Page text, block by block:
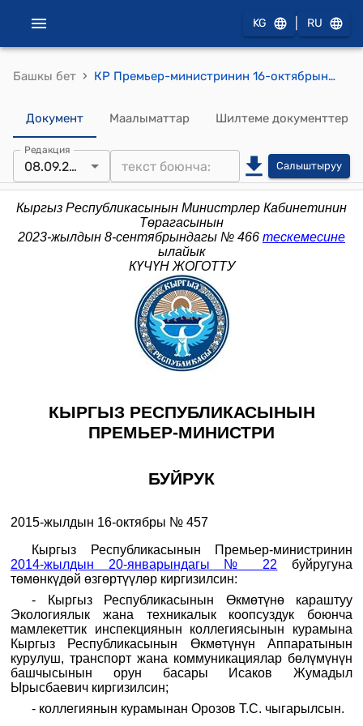
KG RU
Башкы бет › КР Премьер-министринин 16-октябрындагы № 457 (Кыргыз Республикасынын Премьер-министринин 2014-жылдын 20-январындагы № 22 буйругуна өзгөртүүлөр киргизүү тууралуу) буйругу
Документ Маалыматтар Шилтеме документтер
Редакция
08.09.2023 Салыштыруу